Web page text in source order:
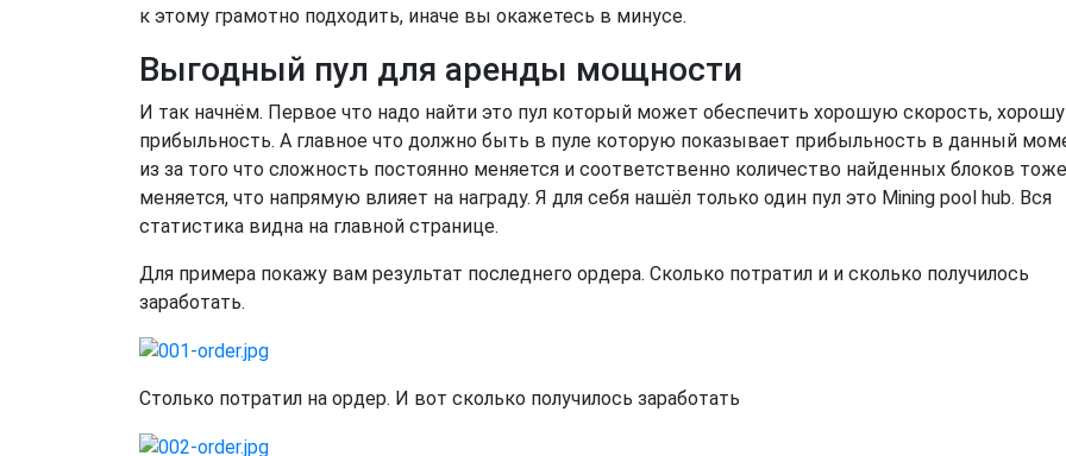
к этому грамотно подходить, иначе вы окажетесь в минусе.
Выгодный пул для аренды мощности
И так начнём. Первое что надо найти это пул который может обеспечить хорошую скорость,
прибыльность. А главное что должно быть в пуле которую показывает прибыльность в данный
из за того что сложность постоянно меняется и соответственно количество найденных блоков тоже
меняется, что напрямую влияет на награду. Я для себя нашёл только один пул это Mining pool hub. Вся
статистика видна на главной странице.
Для примера покажу вам результат последнего ордера. Сколько потратил и и сколько получилось
заработать.
Столько потратил на ордер. И вот сколько получилось заработать